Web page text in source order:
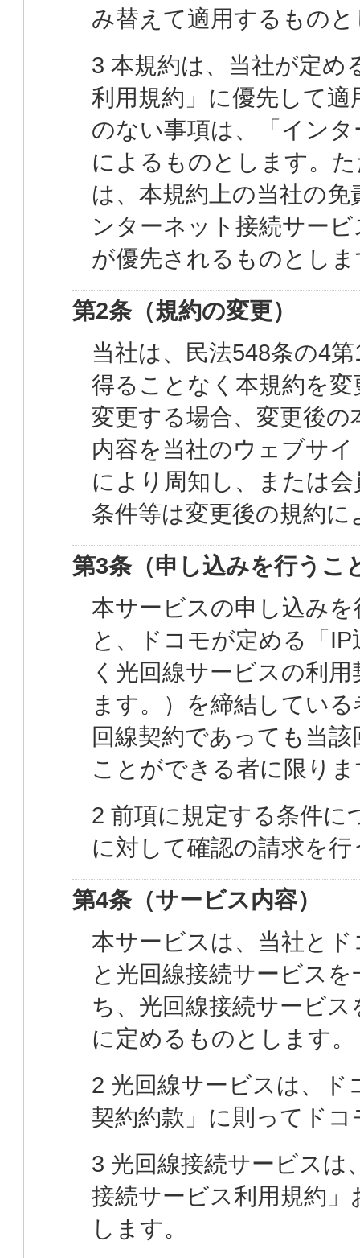
み替えて適用するもの
3 本規約は、当社が定め
利用規約」に優先して
のない事項は、「イン
によるものとします。
は、本規約上の当社の
ンターネット接続サー
が優先されるものとし
第2条（規約の変更）
当社は、民法548条の4
得ることなく本規約を
変更する場合、変更後
内容を当社のウェブサ
により周知し、または
条件等は変更後の規約に
第3条（申し込みを行うこ
本サービスの申し込み
と、ドコモが定める「
く光回線サービスの利
ます。）を締結してい
回線契約であっても当
ことができる者に限り
2 前項に規定する条件
に対して確認の請求を
第4条（サービス内容）
本サービスは、当社と
と光回線接続サービス
ち、光回線接続サービ
に定めるものとします。
2 光回線サービスは、ド
契約約款」に則ってド
3 光回線接続サービスは
接続サービス利用規約
します。